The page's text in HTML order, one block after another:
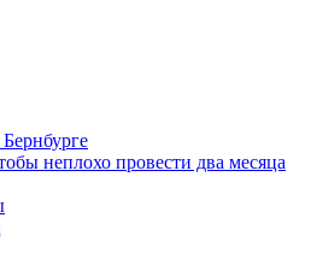
неплохо провести два месяца